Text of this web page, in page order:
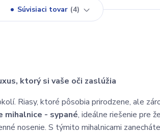
Súvisiaci tovar 4
ktorý si vaše oči zaslúžia
Riasy, ktoré pôsobia prirodzene, ale
mihalnice - sypané, ideálne riešenie pre
nosenie. S týmito mihalnicami